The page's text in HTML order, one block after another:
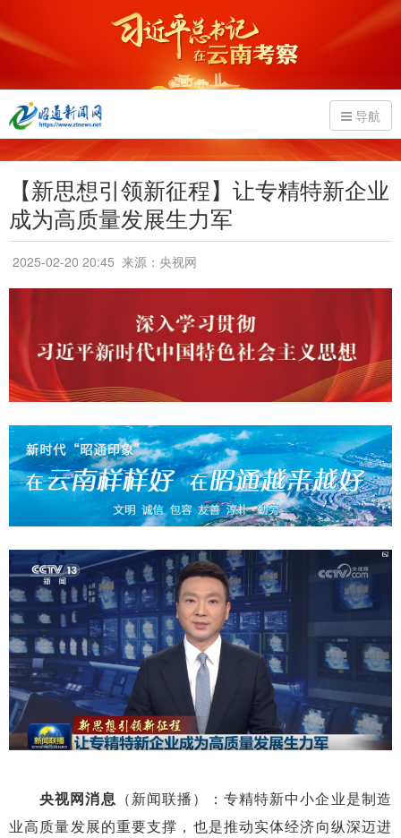
导航
【新思想引领新征程】让专精特新企业
成为高质量发展生力军
2025-02-20 20:45 来源：央视网
央视网消息 （新闻联播）：专精特新中小企业是制造
业高质量发展的重要支撑，也是推动实体经济向纵深迈进